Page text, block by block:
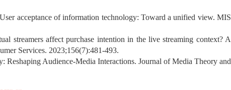
User acceptance of information technology: Toward a unified view. MIS
streamers affect purchase intention in the live streaming context? A
Services. 2023;156(7):481-493.
Reshaping Audience-Media Interactions. Journal of Media Theory and